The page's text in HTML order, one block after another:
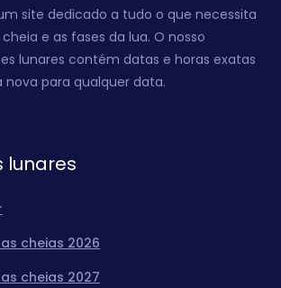
site dedicado a tudo o que necessita
e as fases da lua. O nosso
lunares contém datas e horas exatas
nova para qualquer data.
lunares
cheias 2026
cheias 2027